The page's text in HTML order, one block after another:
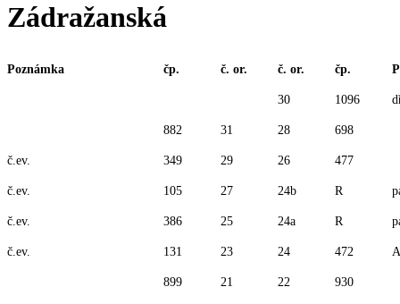
Zádražanská
Poznámka čp. č. or. č. or. čp.
30 1096
882 31 28 698
č.ev. 349 29 26 477
č.ev. 105 27 24b R
č.ev. 386 25 24a R
č.ev. 131 23 24 472
899 21 22 930